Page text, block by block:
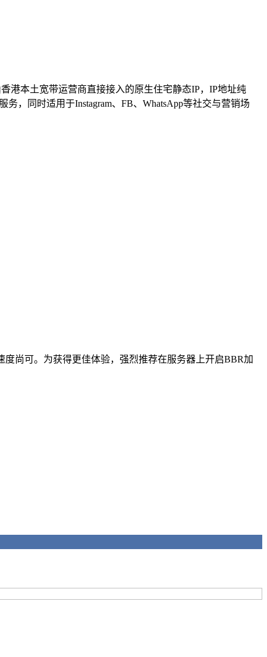
港本土宽带运营商直接接入的原生住宅静态IP，IP地址纯
，同时适用于Instagram、FB、WhatsApp等社交与营销场
尚可。为获得更佳体验，​强烈推荐在服务器上开启BBR加